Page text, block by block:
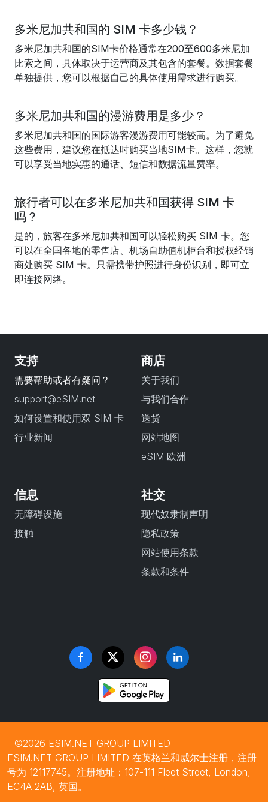
多米尼加共和国的 SIM 卡多少钱？
多米尼加共和国的SIM卡价格通常在200至600多米尼加
比索之间，具体取决于运营商及其包含的套餐。数据套餐
单独提供，您可以根据自己的具体使用需求进行购买。
多米尼加共和国的漫游费用是多少？
多米尼加共和国的国际游客漫游费用可能较高。为了避免
这些费用，建议您在抵达时购买当地SIM卡。这样，您就
可以享受当地实惠的通话、短信和数据流量费率。
旅行者可以在多米尼加共和国获得 SIM 卡
吗？
是的，旅客在多米尼加共和国可以轻松购买 SIM 卡。您
可以在全国各地的零售店、机场自助值机柜台和授权经销
商处购买 SIM 卡。只需携带护照进行身份识别，即可立
即连接网络。
支持
需要帮助或者有疑问？
support@eSIM.net
如何设置和使用双 SIM 卡
行业新闻
商店
关于我们
与我们合作
送货
网站地图
eSIM 欧洲
信息
无障碍设施
接触
社交
现代奴隶制声明
隐私政策
网站使用条款
条款和条件
©2026 ESIM.NET GROUP LIMITED
ESIM.NET GROUP LIMITED 在英格兰和威尔士注册，注册
号为 12117745。注册地址：107-111 Fleet Street, London,
EC4A 2AB, 英国。